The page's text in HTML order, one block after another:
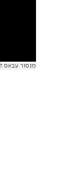
מנסור עבאס